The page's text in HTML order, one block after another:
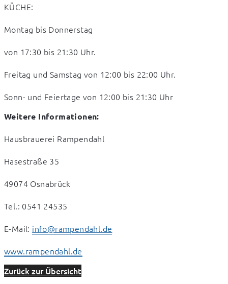
KÜCHE:
Montag bis Donnerstag
von 17:30 bis 21:30 Uhr.
Freitag und Samstag von 12:00 bis 22:00 Uhr.
Sonn- und Feiertage von 12:00 bis 21:30 Uhr
Weitere Informationen:
Hausbrauerei Rampendahl
Hasestraße 35
49074 Osnabrück
Tel.: 0541 24535
E-Mail: info@rampendahl.de
www.rampendahl.de
Zurück zur Übersicht